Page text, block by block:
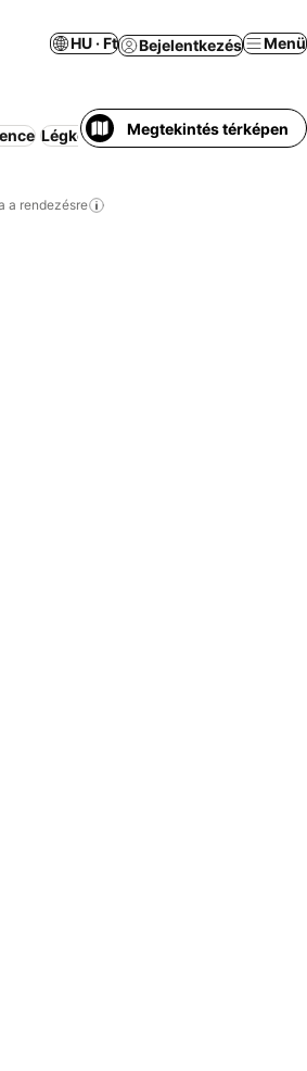
HU · Ft Bejelentkezés Menü
Légkondicionáló Pezsgőfürdő
Megtekintés térképen
a rendezésre